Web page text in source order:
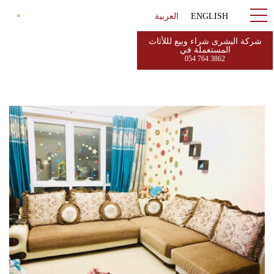
العربية ENGLISH
شركة البشرى شراء وبيع لللأثاث
المستعملة في
054 764 3862